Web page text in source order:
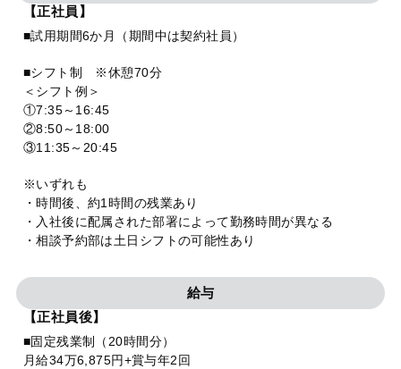
【正社員】
■試用期間6か月（期間中は契約社員）
■シフト制 ※休憩70分
＜シフト例＞
①7:35～16:45
②8:50～18:00
③11:35～20:45
※いずれも
・時間後、約1時間の残業あり
・入社後に配属された部署によって勤務時間が異なる
・相談予約部は土日シフトの可能性あり
給与
【正社員後】
■固定残業制（20時間分）
月給34万6,875円+賞与年2回